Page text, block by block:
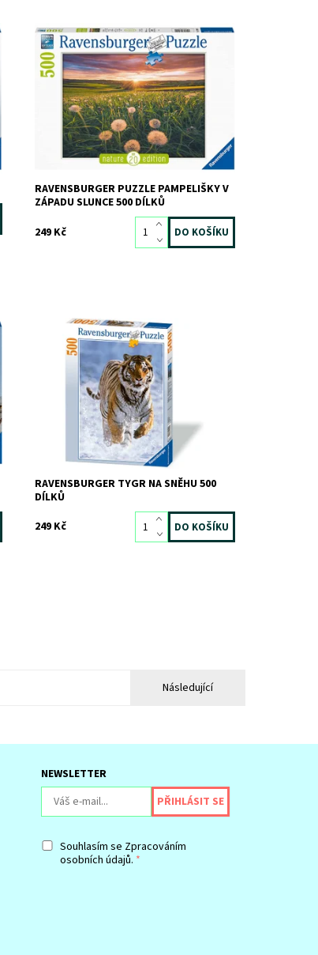
Dostupnost: Skladem3 ks
Kód:
9885
Značka:
RAVENSBURGER
RAVENSBURGER PUZZLE PAMPELIŠKY V
ZÁPADU SLUNCE 500 DÍLKŮ
249 Kč
Dostupnost: Skladem3 ks
9705
RAVENSBURGER
RAVENSBURGER TYGR NA SNĚHU 500
DÍLKŮ
249 Kč
Následující
NEWSLETTER
Souhlasím se Zpracováním
osobních údajů.